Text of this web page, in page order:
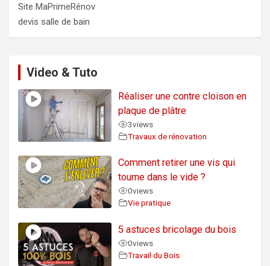
Site MaPrimeRénov
devis salle de bain
Video & Tuto
Réaliser une contre cloison en
plaque de plâtre
3views
Travaux de rénovation
Comment retirer une vis qui
tourne dans le vide ?
0views
Vie pratique
5 astuces bricolage du bois
0views
Travail du Bois